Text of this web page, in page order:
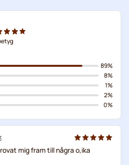
89%
8%
1%
2%
0%
mig fram till några o,ika